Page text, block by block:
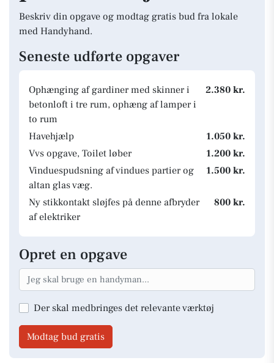
Beskriv din opgave og modtag gratis bud fra lokale
med Handyhand.
Seneste udførte opgaver
Ophænging af gardiner med skinner i
betonloft i tre rum, ophæng af lamper i
to rum
2.380 kr.
Havehjælp
1.050 kr.
Vvs opgave, Toilet løber
1.200 kr.
Vinduespudsning af vindues partier og
altan glas væg.
1.500 kr.
Ny stikkontakt sløjfes på denne afbryder
af elektriker
800 kr.
Opret en opgave
Der skal medbringes det relevante værktøj
Modtag bud gratis